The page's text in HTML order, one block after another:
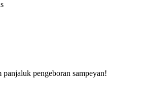
pengeboran sampeyan!